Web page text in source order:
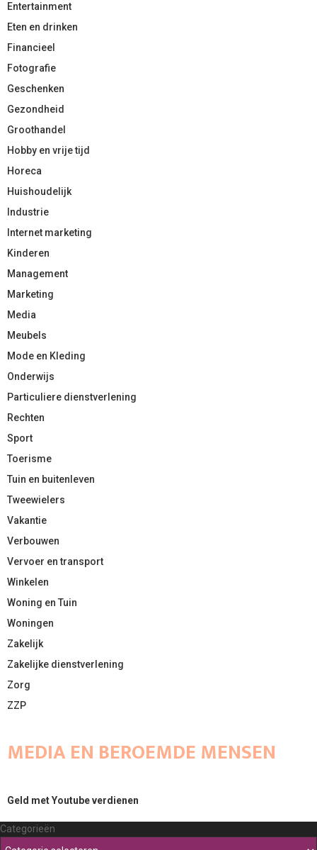
Entertainment
Eten en drinken
Financieel
Fotografie
Geschenken
Gezondheid
Groothandel
Hobby en vrije tijd
Horeca
Huishoudelijk
Industrie
Internet marketing
Kinderen
Management
Marketing
Media
Meubels
Mode en Kleding
Onderwijs
Particuliere dienstverlening
Rechten
Sport
Toerisme
Tuin en buitenleven
Tweewielers
Vakantie
Verbouwen
Vervoer en transport
Winkelen
Woning en Tuin
Woningen
Zakelijk
Zakelijke dienstverlening
Zorg
ZZP
MEDIA EN BEROEMDE MENSEN
Geld met Youtube verdienen
Categorieën